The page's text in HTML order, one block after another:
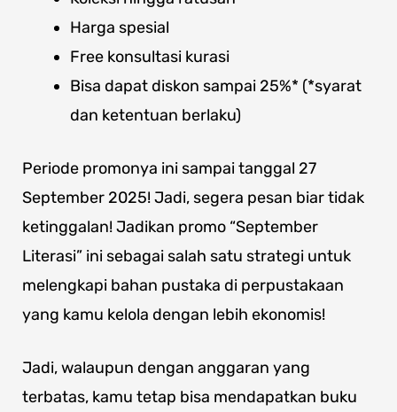
Harga spesial
Free konsultasi kurasi
Bisa dapat diskon sampai 25%* (*syarat
dan ketentuan berlaku)
Periode promonya ini sampai tanggal 27
September 2025! Jadi, segera pesan biar tidak
ketinggalan! Jadikan promo “September
Literasi” ini sebagai salah satu strategi untuk
melengkapi bahan pustaka di perpustakaan
yang kamu kelola dengan lebih ekonomis!
Jadi, walaupun dengan anggaran yang
terbatas, kamu tetap bisa mendapatkan buku